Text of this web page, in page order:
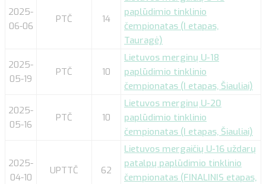
2025-
06-06
PTČ 14
paplūdimio tinklinio
čempionatas (I etapas,
Tauragė)
2025-
05-19
PTČ 10
Lietuvos merginų U-18
paplūdimio tinklinio
čempionatas (I etapas, Šiauliai)
2025-
05-16
PTČ 10
Lietuvos merginų U-20
paplūdimio tinklinio
čempionatas (I etapas, Šiauliai)
2025-
04-10
UPTTČ 62
Lietuvos mergaičių U-16 uždarų
patalpų paplūdimio tinklinio
čempionatas (FINALINIS etapas,